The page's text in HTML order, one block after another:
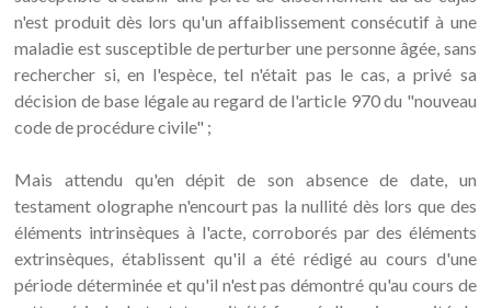
n'est produit dès lors qu'un affaiblissement consécutif à une
maladie est susceptible de perturber une personne âgée, sans
rechercher si, en l'espèce, tel n'était pas le cas, a privé sa
décision de base légale au regard de l'article 970 du "nouveau
code de procédure civile" ;
Mais attendu qu'en dépit de son absence de date, un
testament olographe n'encourt pas la nullité dès lors que des
éléments intrinsèques à l'acte, corroborés par des éléments
extrinsèques, établissent qu'il a été rédigé au cours d'une
période déterminée et qu'il n'est pas démontré qu'au cours de